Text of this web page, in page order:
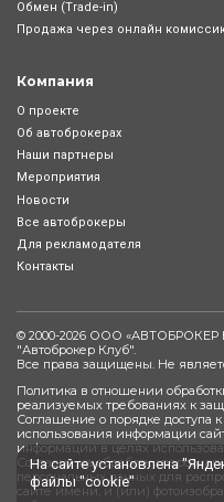
На сайте установлена
файлы "cookie"
Обмен (Trade-in)
Продажа через онлайн
Компания
О проекте
Об автоброкерах
Наши партнеры
Мероприятия
Новости
Все автоброкеры
Для рекламодателя
Контакты
© 2000-2026 ООО «АВТОБРОКЕР
"Автоброкер Клуб".
Все права защищены. Не
Политика в отношении
реализуемых требованиях к
Соглашение о порядке доступа
использования информации
информации в целях
Согласие на обработку
персональных данных для
сайте имени, и (или)